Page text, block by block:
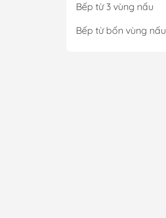
Bếp từ 3 vùng nấu
Bếp từ bốn vùng nấu